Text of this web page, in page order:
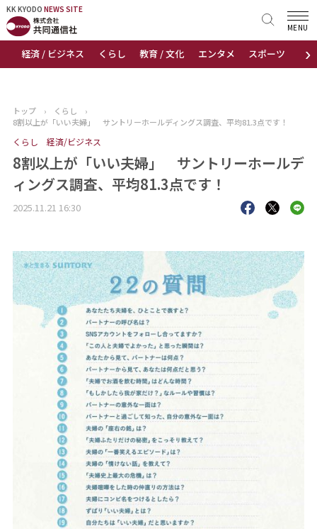
KK KYODO NEWS SITE
›
経済 / ビジネス くらし 教育 / 文化 エンタメ スポーツ 地域
MENU
KK KYODONEWS SITE
トップページ
ニュース
おすすめコンテンツ
出版物
トップ › くらし
›
8割以上が「いい夫婦」 サントリーホールディングス調査、平均81.3点です！
くらし 経済/ビジネス
8割以上が「いい夫婦」 サントリーホールデ
ィングス調査、平均81.3点です！
2025.11.21 16:30